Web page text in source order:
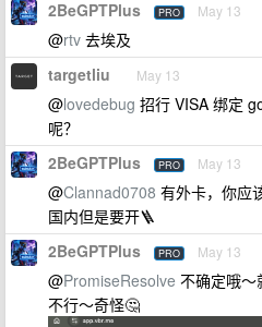
2BeGPTPlus PRO May 13
@rtv 去埃及
targetliu May 13
@lovedebug 招行 VISA 绑定
呢？
2BeGPTPlus PRO May 13
@Clannad0708 有外卡，你应
国内但是要开🪜
2BeGPTPlus PRO May 13
@PromiseResolve 不确定哦～
不行～奇怪🤔